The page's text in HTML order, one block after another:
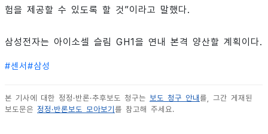
험을 제공할 수 있도록 할 것”이라고 말했다.
삼성전자는 아이소셀 슬림 GH1을 연내 본격 양산할 계획이다.
#센서 #삼성
본 기사에 대한 정정·반론·추후보도 청구는 보도 청구 안내 를, 그간 게재된
보도문은 정정·반론보도 모아보기 를 참고해 주세요.